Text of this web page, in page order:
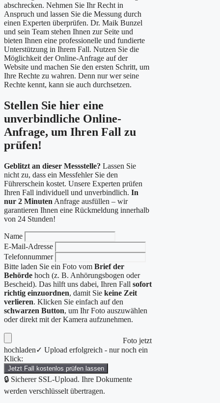
abschrecken. Nehmen Sie Ihr Recht in
Anspruch und lassen Sie die Messung durch
einen Experten überprüfen. Dr. Maik Bunzel
und sein Team stehen Ihnen zur Seite und
bieten Ihnen eine professionelle und fundierte
Unterstützung in Ihrem Fall. Nutzen Sie die
Möglichkeit der Online-Anfrage auf der
Website und machen Sie den ersten Schritt, um
Ihre Rechte zu wahren. Denn nur wer seine
Rechte kennt, kann sie auch durchsetzen.
Stellen Sie hier eine
unverbindliche Online-
Anfrage, um Ihren Fall zu
prüfen!
Geblitzt an dieser Messstelle? Lassen Sie
nicht zu, dass ein Messfehler Sie den
Führerschein kostet. Unsere Experten prüfen
Ihren Fall individuell und unverbindlich. In
nur 2 Minuten Anfrage ausfüllen – wir
garantieren Ihnen eine Rückmeldung innerhalb
von 24 Stunden!
Name
E-Mail-Adresse
Telefonnummer
Bitte laden Sie ein Foto vom Brief der
Behörde hoch (z. B. Anhörungsbogen oder
Bescheid). Das hilft uns dabei, Ihren Fall sofort
richtig einzuordnen, damit Sie keine Zeit
verlieren. Klicken Sie einfach auf den
schwarzen Button, um Ihr Foto auszuwählen
oder direkt mit der Kamera aufzunehmen.
Foto jetzt
hochladen✓ Upload erfolgreich - nur noch ein
Klick:
Jetzt Fall kostenlos prüfen lassen
🔒 Sicherer SSL-Upload. Ihre Dokumente
werden verschlüsselt übertragen.